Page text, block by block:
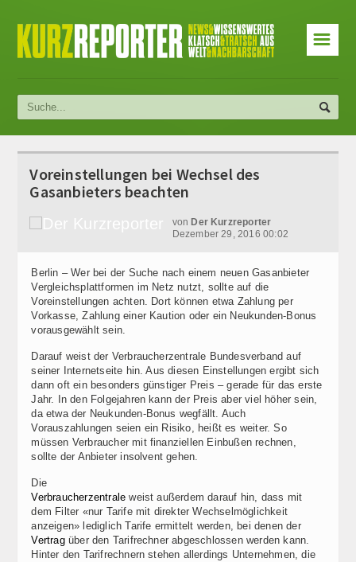
☰
Voreinstellungen bei Wechsel des
Gasanbieters beachten
von Der Kurzreporter
Dezember 29, 2016 00:02
Berlin – Wer bei der Suche nach einem neuen Gasanbieter
Vergleichsplattformen im Netz nutzt, sollte auf die
Voreinstellungen achten. Dort können etwa Zahlung per
Vorkasse, Zahlung einer Kaution oder ein Neukunden-Bonus
vorausgewählt sein.
Darauf weist der Verbraucherzentrale Bundesverband auf
seiner Internetseite hin. Aus diesen Einstellungen ergibt sich
dann oft ein besonders günstiger Preis – gerade für das erste
Jahr. In den Folgejahren kann der Preis aber viel höher sein,
da etwa der Neukunden-Bonus wegfällt. Auch
Vorauszahlungen seien ein Risiko, heißt es weiter. So
müssen Verbraucher mit finanziellen Einbußen rechnen,
sollte der Anbieter insolvent gehen.
Die
Verbraucherzentrale weist außerdem darauf hin, dass mit
dem Filter «nur Tarife mit direkter Wechselmöglichkeit
anzeigen» lediglich Tarife ermittelt werden, bei denen der
Vertragüber den Tarifrechner abgeschlossen werden kann.
Hinter den Tarifrechnern stehen allerdings Unternehmen, die